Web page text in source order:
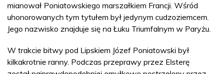
mianował Poniatowskiego marszałkiem Francji. Wśród
uhonorowanych tym tytułem był jedynym cudzoziemcem.
Jego nazwisko znajduje się na Łuku Triumfalnym w Paryżu.
W trakcie bitwy pod Lipskiem Józef Poniatowski był
kilkakrotnie ranny. Podczas przeprawy przez Elsterę